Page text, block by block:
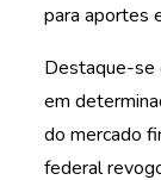
para aportes
Destaque-se
em
do mercado
federal